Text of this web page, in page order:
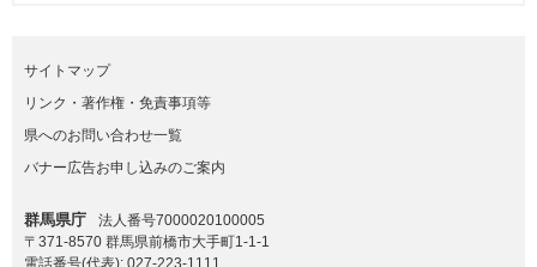
サイトマップ
リンク・著作権・免責事項等
県へのお問い合わせ一覧
バナー広告お申し込みのご案内
群馬県庁
法人番号7000020100005
〒371-8570 群馬県前橋市大手町1-1-1
電話番号(代表): 027-223-1111